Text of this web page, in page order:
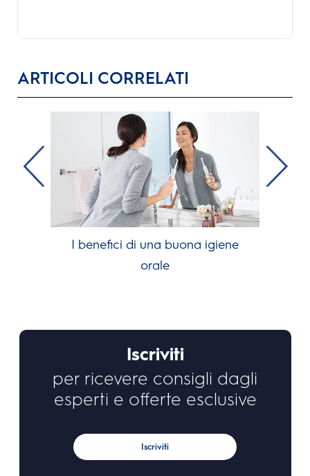
ARTICOLI CORRELATI
I benefici di una buona igiene
orale
Iscriviti
per ricevere consigli dagli
esperti e offerte esclusive
Iscriviti